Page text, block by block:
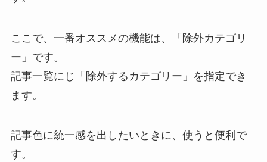
ここで、一番オススメの機能は、「除外カテゴリ
ー」です。
記事一覧にじ「除外するカテゴリー」を指定でき
ます。
記事色に統一感を出したいときに、使うと便利で
す。